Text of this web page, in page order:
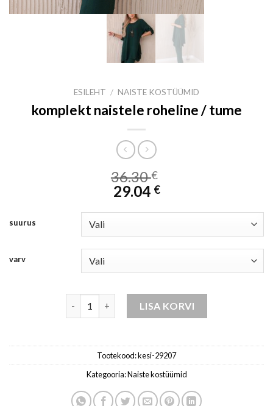
ESILEHT / NAISTE KOSTÜÜMID
komplekt naistele roheline / tume
36.30€
29.04 €
suurus
varv
LISA KORVI
Tootekood:kesi-29207
Kategooria:Naiste kostüümid